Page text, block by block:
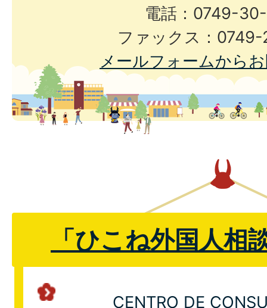
電話：0749-
ファックス：
メールフォームから
「ひこね外国人相
CENTRO DE